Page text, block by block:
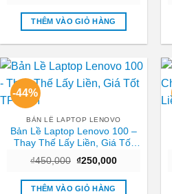
là:
₫750,000.
tại
₫350,000.
THÊM VÀO GIỎ HÀNG
-44%
BẢN LỀ LAPTOP LENOVO
Bản Lề Laptop Lenovo 100 –
Thay Thế Lấy Liền, Giá Tốt
₫450,000 Giá
là:
₫450,000.
₫250,000Giá
tại
THÊM VÀO GIỎ HÀNG